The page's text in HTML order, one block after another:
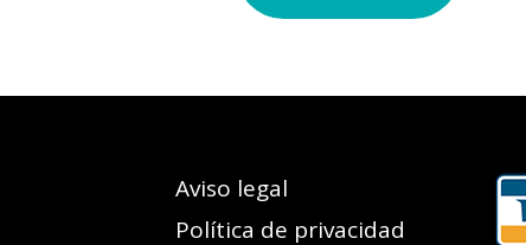
Aviso legal
Política de privacidad